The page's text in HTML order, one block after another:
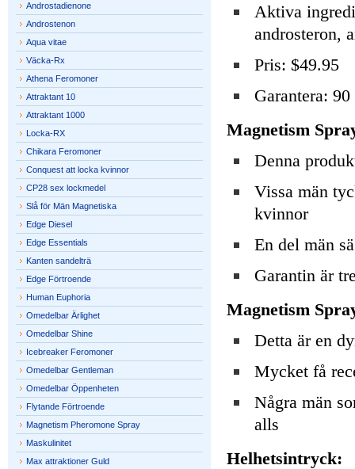
Aktiva
androsteron,
Pris: $49.95
Garantera: 90
Magnetism
Denna
Vissa män
kvinnor
En del män
Garantin är
Magnetism
Detta är en
Mycket få
Några män
alls
Helhetsintryck:
Androstadienone
Androstenon
Aqua vitae
Väcka-Rx
Athena Feromoner
Attraktant 10
Attraktant 1000
Locka-RX
Chikara Feromoner
Conquest att locka kvinnor
CP28 sex lockmedel
Slå för Män Magnetiska
Edge Diesel
Edge Essentials
Kanten sandelträ
Edge Förtroende
Human Euphoria
Omedelbar Ärlighet
Omedelbar Shine
Icebreaker Feromoner
Omedelbar Gentleman
Omedelbar Öppenheten
Flytande Förtroende
Magnetism Pheromone Spray
Maskulinitet
Max attraktioner Guld